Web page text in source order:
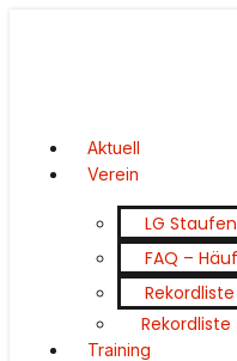
Aktuell
Verein
LG
FAQ –
Rekordliste
Training